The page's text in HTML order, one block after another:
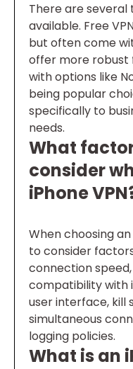
There are several
available. Free
but often come
offer more robust
with options like
being popular
specifically to
needs.
What
consider
iPhone
When choosing
to consider
connection
compatibility with
user interface, kill
simultaneous
logging policies.
What is an